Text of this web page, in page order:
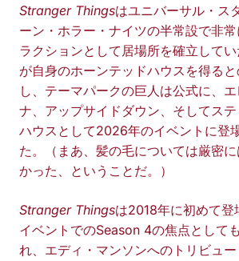
Stranger Thingsはユニバーサル・ス
ーン・ホラー・ナイツの半常設で非
ラクションとして居場所を確立して
が自身のホーンテッドハウスを得る
し、テーマパークの巨人は公式に、
ナ、アップサイドダウン、そしてス
ハウスとして2026年のイベントに登
た。（まあ、髪の毛については厳密
かった、ということだ。）
Stranger Thingsは2018年に初めて
イベントでのSeason 4の焦点として
れ、エディ・マンソンへのトリビュ